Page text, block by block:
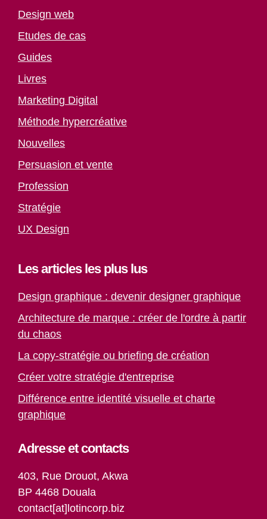
Design web
Etudes de cas
Guides
Livres
Marketing Digital
Méthode hypercréative
Nouvelles
Persuasion et vente
Profession
Stratégie
UX Design
Les articles les plus lus
Design graphique : devenir designer graphique
Architecture de marque : créer de l'ordre à partir
du chaos
La copy-stratégie ou briefing de création
Créer votre stratégie d'entreprise
Différence entre identité visuelle et charte
graphique
Adresse et contacts
403, Rue Drouot, Akwa
BP 4468 Douala
contact[at]lotincorp.biz